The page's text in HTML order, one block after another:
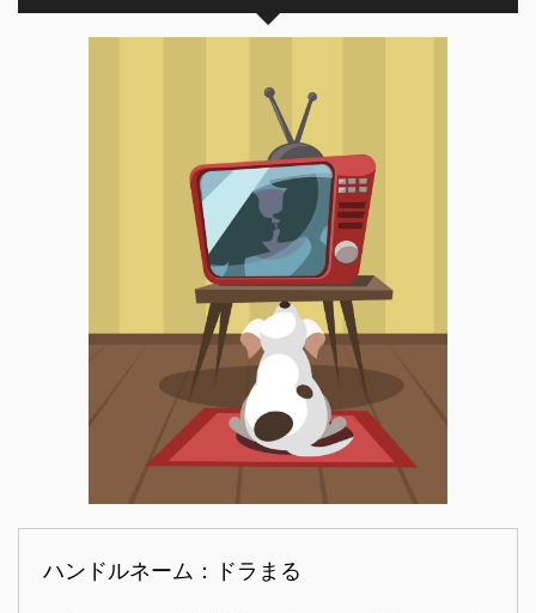
ハンドルネーム：ドラまる